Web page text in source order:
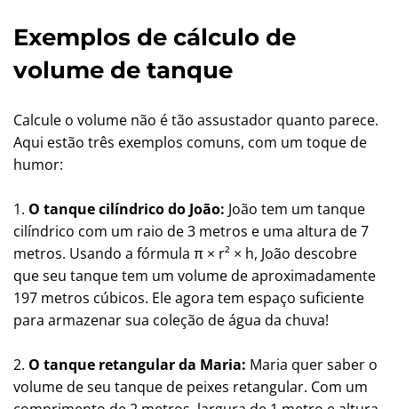
Exemplos de cálculo de
volume de tanque
Calcule o volume não é tão assustador quanto parece.
Aqui estão três exemplos comuns, com um toque de
humor:
1. O tanque cilíndrico do João: João tem um tanque
cilíndrico com um raio de 3 metros e uma altura de 7
metros. Usando a fórmula π × r² × h, João descobre
que seu tanque tem um volume de aproximadamente
197 metros cúbicos. Ele agora tem espaço suficiente
para armazenar sua coleção de água da chuva!
2. O tanque retangular da Maria: Maria quer saber o
volume de seu tanque de peixes retangular. Com um